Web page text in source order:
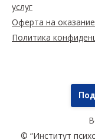
услуг
Оферта на
Политика
© “Институт